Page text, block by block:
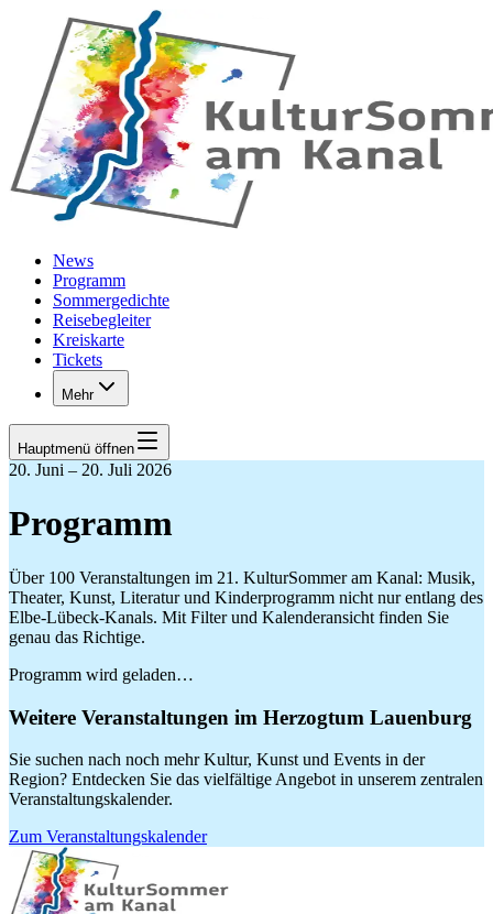
Zum Hauptinhalt springen
News
Programm
Sommergedichte
Reisebegleiter
Kreiskarte
Tickets
Mehr
Hauptmenü öffnen
20. Juni – 20. Juli 2026
Programm
Über 100 Veranstaltungen im 21. KulturSommer am Kanal: Musik,
Theater, Kunst, Literatur und Kinderprogramm nicht nur entlang des
Elbe-Lübeck-Kanals. Mit Filter und Kalenderansicht finden Sie
genau das Richtige.
Programm wird geladen…
Weitere Veranstaltungen im Herzogtum Lauenburg
Sie suchen nach noch mehr Kultur, Kunst und Events in der
Region? Entdecken Sie das vielfältige Angebot in unserem zentralen
Veranstaltungskalender.
Zum Veranstaltungskalender